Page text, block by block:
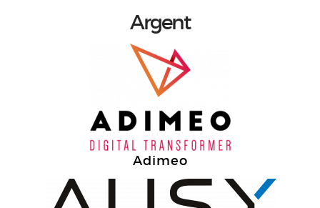
Argent
Adimeo